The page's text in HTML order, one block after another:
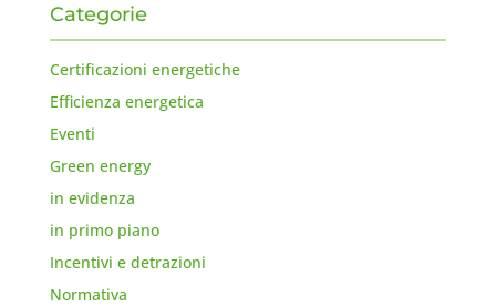
Categorie
Certificazioni energetiche
Efficienza energetica
Eventi
Green energy
in evidenza
in primo piano
Incentivi e detrazioni
Normativa